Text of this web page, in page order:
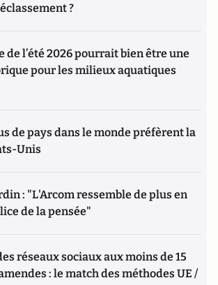
?
de l’été 2026 pourrait bien être une
pour les milieux aquatiques
de pays dans le monde préfèrent la
Unis
: "L'Arcom ressemble de plus en
de la pensée"
réseaux sociaux aux moins de 15
: le match des méthodes UE /